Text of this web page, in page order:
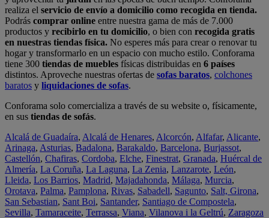
realiza el servicio de envío a domicilio como recogida en tienda.
Podrás comprar online entre nuestra gama de más de 7.000
productos y recibirlo en tu domicilio, o bien con recogida gratis
en nuestras tiendas física. No esperes más para crear o renovar tu
hogar y transformarlo en un espacio con mucho estilo. Conforama
tiene 300 tiendas de muebles físicas distribuidas en 6 países
distintos. Aproveche nuestras ofertas de sofas baratos, colchones
baratos y liquidaciones de sofas.
Conforama solo comercializa a través de su website o, físicamente,
en sus tiendas de sofás.
Alcalá de Guadaíra, Alcalá de Henares, Alcorcón, Alfafar, Alicante,
Arinaga, Asturias, Badalona, Barakaldo, Barcelona, Burjassot,
Castellón, Chafiras, Cordoba, Elche, Finestrat, Granada, Huércal de
Almería, La Coruña, La Laguna, La Zenia, Lanzarote, León,
Lleida, Los Barrios, Madrid, Majadahonda, Málaga, Murcia,
Orotava, Palma, Pamplona, Rivas, Sabadell, Sagunto, Salt, Girona,
San Sebastian, Sant Boi, Santander, Santiago de Compostela,
Sevilla, Tamaraceite, Terrassa, Viana, Vilanova i la Geltrú, Zaragoza